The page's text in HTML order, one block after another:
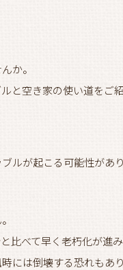
か。
と空き家の使い道をご
ルが起こる可能性があり
比べて早く老朽化が進み
には倒壊する恐れもあり